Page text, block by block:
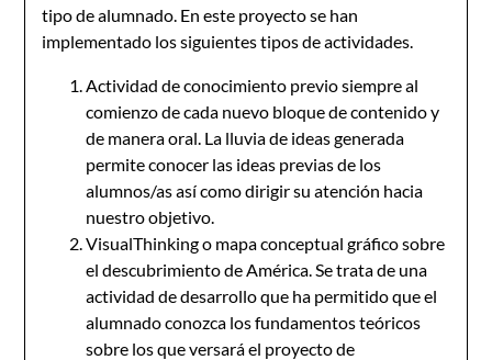
tipo de alumnado. En este proyecto se han
implementado los siguientes tipos de actividades.
Actividad de conocimiento previo siempre al
comienzo de cada nuevo bloque de contenido y
de manera oral. La lluvia de ideas generada
permite conocer las ideas previas de los
alumnos/as así como dirigir su atención hacia
nuestro objetivo.
VisualThinking o mapa conceptual gráfico sobre
el descubrimiento de América. Se trata de una
actividad de desarrollo que ha permitido que el
alumnado conozca los fundamentos teóricos
sobre los que versará el proyecto de